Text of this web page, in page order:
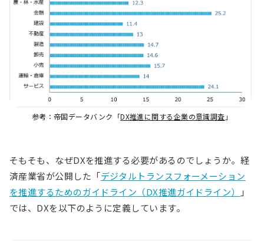
参考：帝国データバンク「DX推進に関する企業の意識調査 」
そもそも、なぜDXを推進する必要があるのでしょうか。経
済産業省が公開した「デジタルトランスフォーメーション
を推進するためのガイドライン（DX推進ガイドライン）
」
では、DXを以下のように定義しています。